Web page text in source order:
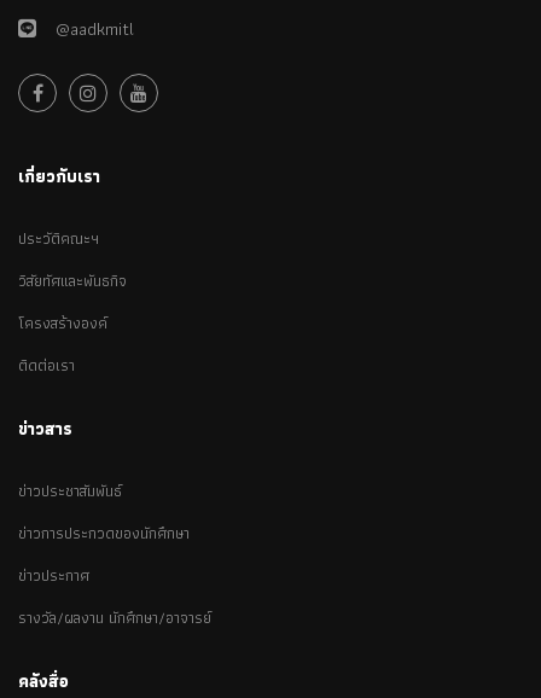
@aadkmitl
เกี่ยวกับเรา
ประวัติคณะฯ
วิสัยทัศและพันธกิจ
โครงสร้างองค์
ติดต่อเรา
ข่าวสาร
ข่าวประชาสัมพันธ์
ข่าวการประกวดของนักศึกษา
ข่าวประกาศ
รางวัล/ผลงาน นักศึกษา/อาจารย์
คลังสื่อ